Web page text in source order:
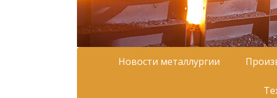
Новости металлургии